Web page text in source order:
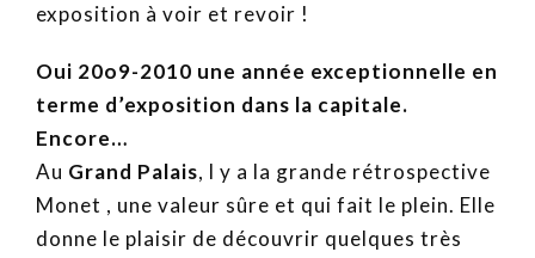
exposition à voir et revoir !
Oui 20o9-2010 une année exceptionnelle en
terme d’exposition dans la capitale.
Encore…
Au Grand Palais, l y a la grande rétrospective
Monet , une valeur sûre et qui fait le plein. Elle
donne le plaisir de découvrir quelques très